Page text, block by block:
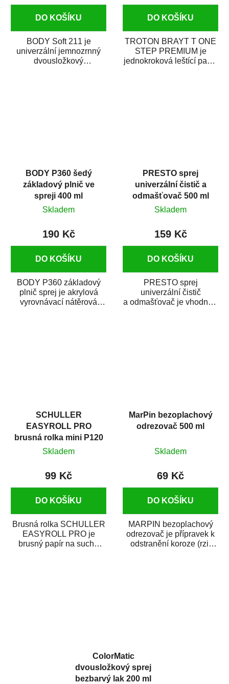
DO KOŠÍKU
BODY Soft 211 je
univerzální jemnozrnný
dvousložkový
DO KOŠÍKU
TROTON BRAYT T ONE
STEP PREMIUM je
jednokroková leštící pasta
BODY P360 šedý
základový plnič ve
spreji 400 ml
Skladem
190 Kč
DO KOŠÍKU
BODY P360 základový
plnič sprej je akrylová
vyrovnávací nátěrová
PRESTO sprej
univerzální čistič a
odmašťovač 500 ml
Skladem
159 Kč
DO KOŠÍKU
PRESTO sprej
univerzální čistič
a odmašťovač je vhodný k
SCHULLER
EASYROLL PRO
brusná rolka mini P120
Skladem
99 Kč
DO KOŠÍKU
Brusná rolka SCHULLER
EASYROLL PRO je
brusný papír na suché
MarPin bezoplachový
odrezovač 500 ml
Skladem
69 Kč
DO KOŠÍKU
MARPIN bezoplachový
odrezovač je přípravek k
odstranění koroze (rzi)
ColorMatic
dvousložkový sprej
bezbarvý lak 200 ml